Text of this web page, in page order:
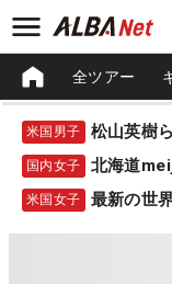
全ツアー
米国男子
国内女子 北海道
米国女子 最新の世